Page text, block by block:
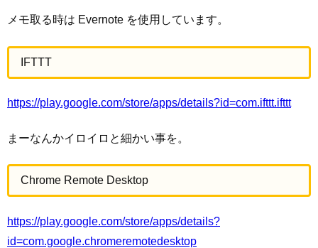
メモ取る時は Evernote を使用しています。
IFTTT
https://play.google.com/store/apps/details?id=com.ifttt.ifttt
まーなんかイロイロと細かい事を。
Chrome Remote Desktop
https://play.google.com/store/apps/details?
id=com.google.chromeremotedesktop